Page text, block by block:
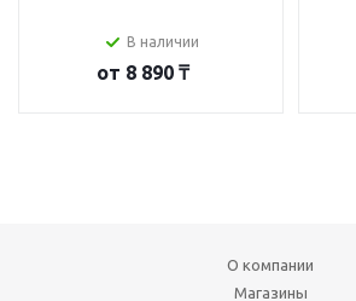
В наличии
от 8 890 ₸
О компании
Магазины